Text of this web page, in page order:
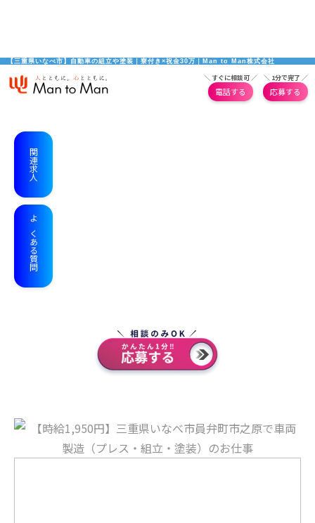
【三重県いなべ市】自動車の組立や塗装｜寮付き×祝金30万｜Man to Man株式会社
＼ すぐに相談可 ／
電話する
＼ 1分で完了 ／
応募する
関連求人
よくある質問